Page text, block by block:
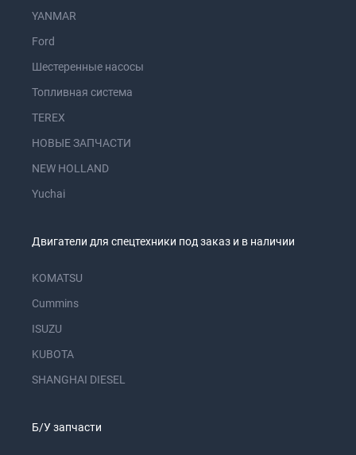
YANMAR
Ford
Шестеренные насосы
Топливная система
TEREX
НОВЫЕ ЗАПЧАСТИ
NEW HOLLAND
Yuchai
Двигатели для спецтехники под заказ и в наличии
KOMATSU
Cummins
ISUZU
KUBOTA
SHANGHAI DIESEL
Б/У запчасти